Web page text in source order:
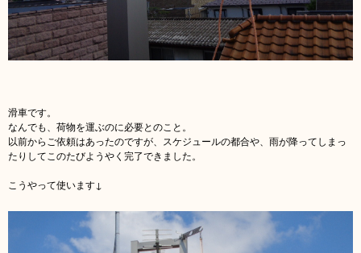
滑車です。
なんでも、荷物を運ぶのに必要とのこと。
以前からご依頼はあったのですが、スケジュールの都合や、雨が降ってしまっ
たりしてこのたびようやく完了できました。
こうやって使います↓